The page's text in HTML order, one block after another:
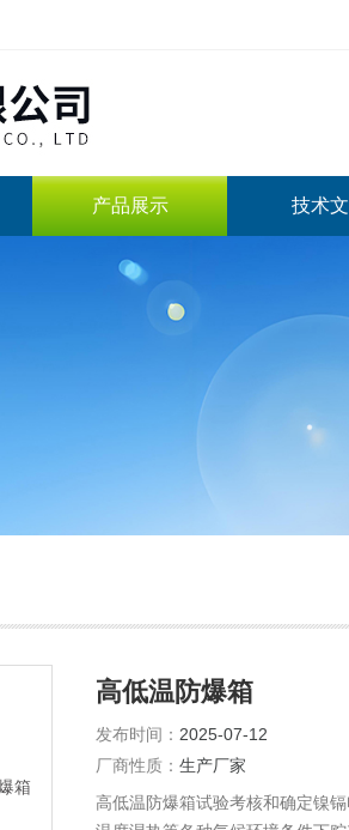
产品展示 技术
高低温防爆箱
发布时间： 2025-07-12
厂商性质： 生产厂家
高低温防爆箱试验考核和确定镍